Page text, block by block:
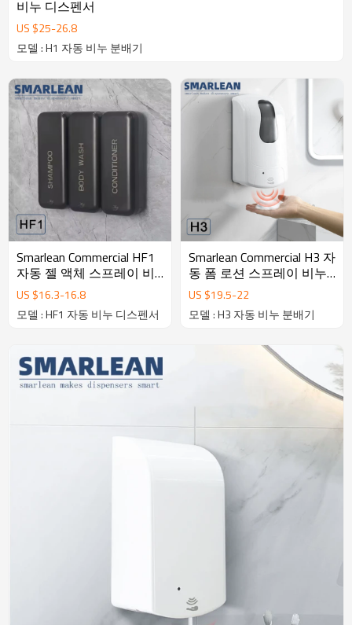
비누 디스펜서
US $25-26.8
모델 : H1 자동 비누 분배기
Smarlean Commercial HF1
자동 젤 액체 스프레이 비
누 디스펜서
US $16.3-16.8
모델 : HF1 자동 비누 디스펜서
Smarlean Commercial H3 자
동 폼 로션 스프레이 비누
디스펜서
US $19.5-22
모델 : H3 자동 비누 분배기